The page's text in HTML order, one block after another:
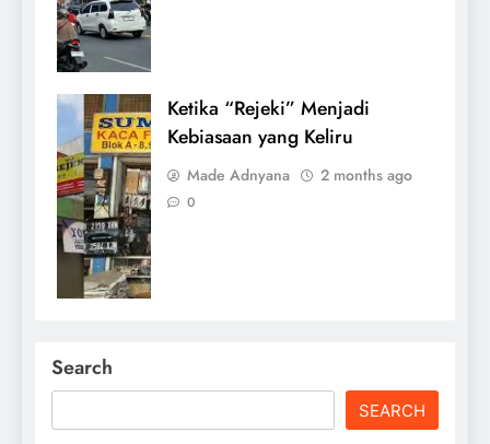
Ketika “Rejeki” Menjadi
Kebiasaan yang Keliru
Made Adnyana 2 months ago
0
Search
SEARCH